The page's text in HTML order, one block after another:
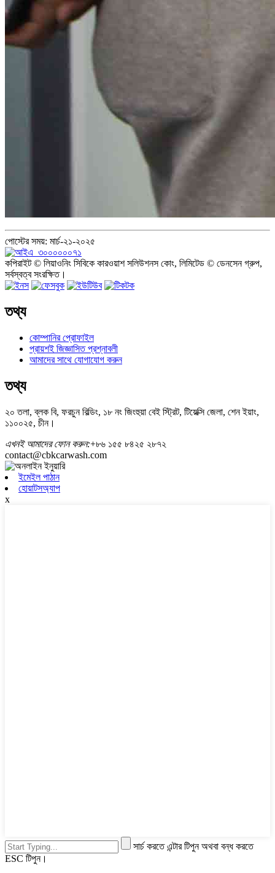
পোস্টের সময়: মার্চ-২১-২০২৫
কপিরাইট © লিয়াওনিং সিবিকে কারওয়াশ সলিউশনস কোং, লিমিটেড © ডেনসেন গ্রুপ,
সর্বস্বত্ব সংরক্ষিত।
তথ্য
কোম্পানির প্রোফাইল
প্রায়শই জিজ্ঞাসিত প্রশ্নাবলী
আমাদের সাথে যোগাযোগ করুন
তথ্য
২০ তলা, ব্লক বি, ফরচুন বিল্ডিং, ১৮ নং জিংহুয়া বেই স্ট্রিট, টিয়েক্সি জেলা, শেন ইয়াং,
১১০০২৫, চীন।
এখনই আমাদের ফোন করুন:+৮৬ ১৫৫ ৮৪২৫ ২৮৭২
contact@cbkcarwash.com
ইমেইল পাঠান
হোয়াটসঅ্যাপ
x
সার্চ করতে এন্টার টিপুন অথবা বন্ধ করতে
ESC টিপুন।